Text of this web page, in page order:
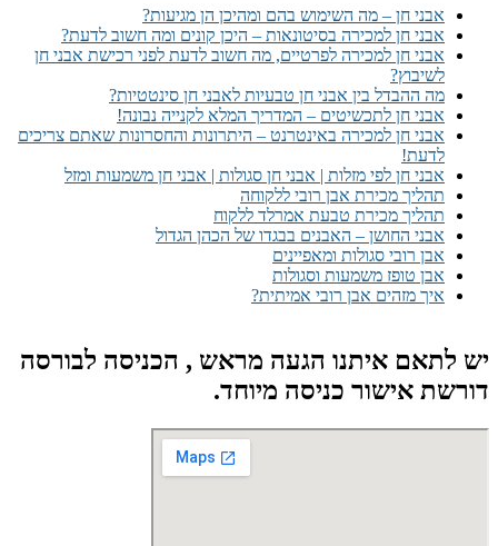
אבני חן – מה השימוש בהם ומהיכן הן מגיעות?
אבני חן למכירה בסיטונאות – היכן קונים ומה חשוב לדעת?
אבני חן למכירה לפרטיים, מה חשוב לדעת לפני רכישת אבני חן
לשיבוץ?
מה ההבדל בין אבני חן טבעיות לאבני חן סינטטיות?
אבני חן לתכשיטים – המדריך המלא לקנייה נבונה!
אבני חן למכירה באינטרנט – היתרונות והחסרונות שאתם צריכים
לדעת!
אבני חן לפי מזלות | אבני חן סגולות | אבני חן משמעות ומזל
תהליך מכירת אבן רובי ללקוחה
תהליך מכירת טבעת אמרלד ללקוח
אבני החושן – האבנים בבגדו של הכהן הגדול
אבן רובי סגולות ומאפיינים
אבן טופז משמעות וסגולות
איך מזהים אבן רובי אמיתית?
יש לתאם איתנו הגעה מראש , הכניסה לבורסה
דורשת אישור כניסה מיוחד.